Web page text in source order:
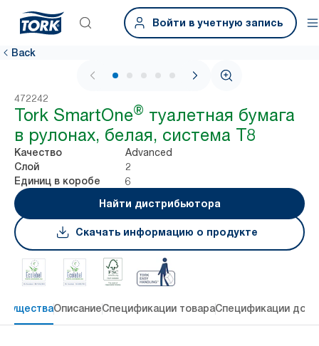
Войти в учетную запись
Back
1 / 6
472242
Tork SmartOne® туалетная бумага
в рулонах, белая, система T8
Качество Advanced
Слой 2
Единиц в коробе
6
Найти дистрибьютора
Скачать информацию о продукте
ОписаниеСпецификации товараСпецификации